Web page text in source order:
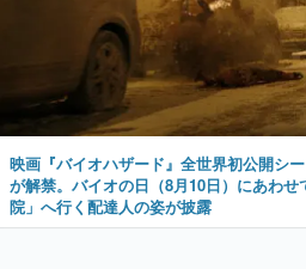
映画『バイオハザード』全世界初公開シ
が解禁。バイオの日（8月10日）にあわ
院」へ行く配達人の姿が披露